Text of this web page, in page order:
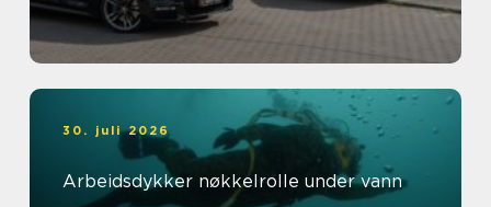
30. juli 2026
Arbeidsdykker nøkkelrolle under vann